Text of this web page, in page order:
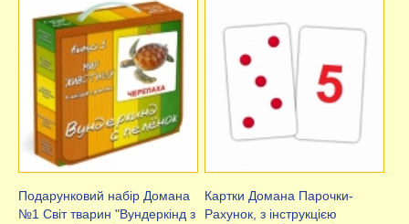
Подарунковий набір Домана
№1 Світ тварин "Вундеркінд з
Картки Домана Парочки-
Рахунок, з інструкцією